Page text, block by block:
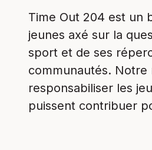
Time Out 204 est un
jeunes axé sur la
sport et de ses
communautés.
responsabiliser les
puissent contribuer